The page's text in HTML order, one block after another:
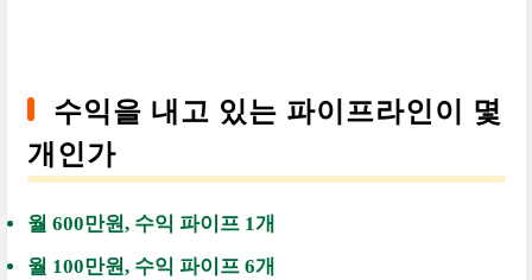
수익을 내고 있는 파이프라인이 몇
개인가
월 600만원, 수익 파이프 1개
월 100만원, 수익 파이프 6개